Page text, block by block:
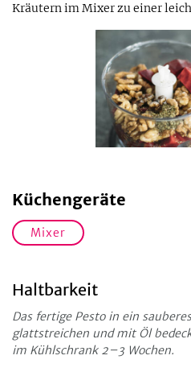
Kräutern im Mixer zu einer
Küchengeräte
Mixer
Haltbarkeit
Das fertige Pesto in ein
glattstreichen und mit Öl
im Kühlschrank 2–3 Wochen.